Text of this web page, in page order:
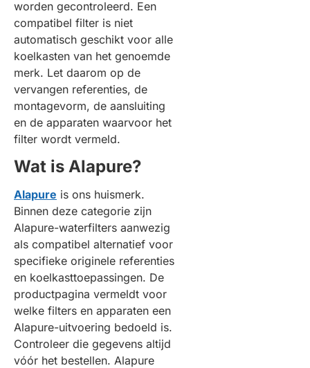
worden gecontroleerd. Een
compatibel filter is niet
automatisch geschikt voor alle
koelkasten van het genoemde
merk. Let daarom op de
vervangen referenties, de
montagevorm, de aansluiting
en de apparaten waarvoor het
filter wordt vermeld.
Wat is Alapure?
Alapure is ons huismerk.
Binnen deze categorie zijn
Alapure-waterfilters aanwezig
als compatibel alternatief voor
specifieke originele referenties
en koelkasttoepassingen. De
productpagina vermeldt voor
welke filters en apparaten een
Alapure-uitvoering bedoeld is.
Controleer die gegevens altijd
vóór het bestellen. Alapure